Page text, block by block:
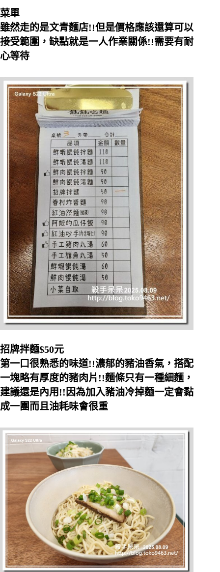
菜單
雖然走的是文青麵店!!但是價格應該還算可以
接受範圍，缺點就是一人作業關係!!需要有耐
心等待
招牌拌麵$50元
第一口很熟悉的味道!!濃郁的豬油香氣，搭配
一塊略有厚度的豬肉片!!麵條只有一種細麵，
建議還是內用!!因為加入豬油冷掉麵一定會黏
成一團而且油耗味會很重